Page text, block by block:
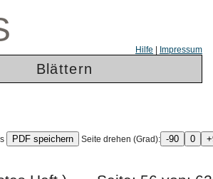
Hilfe Impressum
Blättern
Seite drehen (Grad):